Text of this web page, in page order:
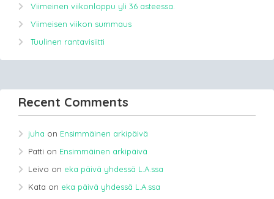
Viimeinen viikonloppu yli 36 asteessa.
Viimeisen viikon summaus
Tuulinen rantavisiitti
Recent Comments
juha on Ensimmäinen arkipäivä
Patti on Ensimmäinen arkipäivä
Leivo on eka päivä yhdessä L.A.ssa
Kata on eka päivä yhdessä L.A.ssa